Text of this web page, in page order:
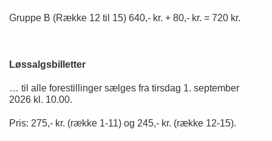
Gruppe B (Række 12 til 15) 640,- kr. + 80,- kr. = 720 kr.
Løssalgsbilletter
… til alle forestillinger sælges fra tirsdag 1. september
2026 kl. 10.00.
Pris: 275,- kr. (række 1-11) og 245,- kr. (række 12-15).